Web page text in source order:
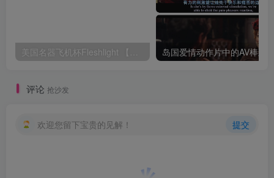
评论 抢沙发
欢迎您留下宝贵的见解！ 提交